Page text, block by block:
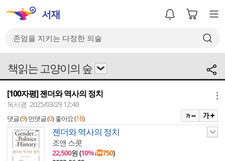
책읽는 고양이의 숲
[100자평] 젠더와 역사의 정치
독서괭 2025/03/29 12:40
댓글 (9) 먼댓글 (0) 좋아요 (18)
젠더와 역사의 정치
조앤 스콧
22,500원 (10%↓ 750)